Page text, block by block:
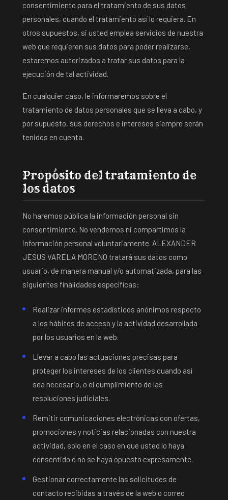
consentimiento para el tratamiento de sus datos
personales, cuando el tratamiento así lo requiera. En
otros supuestos, si usted emplea servicios de nuestra
web que requieren sus datos para poder realizarse,
estaremos autorizados a tratar sus datos para la
ejecución de tal actividad.
En cualquier caso, le informaremos sobre el
tratamiento de datos personales que se lleva a cabo, y
por supuesto, sus derechos e intereses siempre serán
tenidos en cuenta.
Propósito del tratamiento de
los datos
No haremos pública la información personal sin
consentimiento. No vendemos ni compartimos la
información personal voluntariamente. ALEXANDER
JESUS VARELA MORENO tratará sus datos como
usuario, de manera manual y/o automatizada, para las
siguientes finalidades específicas:
Realizar informes estadísticos anónimos respecto
a los hábitos de acceso y la actividad desarrollada
por los usuarios en la web.
Llevar a cabo las actuaciones precisas para
proteger los intereses de los clientes cuando así
sea necesario, o el cumplimiento de las
resoluciones judiciales.
Remitir comunicaciones electrónicas con ofertas,
promociones y noticias relacionadas con nuestra
actividad, solo en el caso en que usted lo haya
consentido o no se haya opuesto expresamente.
Gestionar correctamente las solicitudes de
contacto recibidas a través de la web o correo